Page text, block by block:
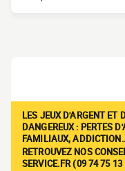
LES JEUX D'ARGENT ET
DANGEREUX : PERTES
FAMILIAUX,
RETROUVEZ NOS
SERVICE.FR (09 74 75